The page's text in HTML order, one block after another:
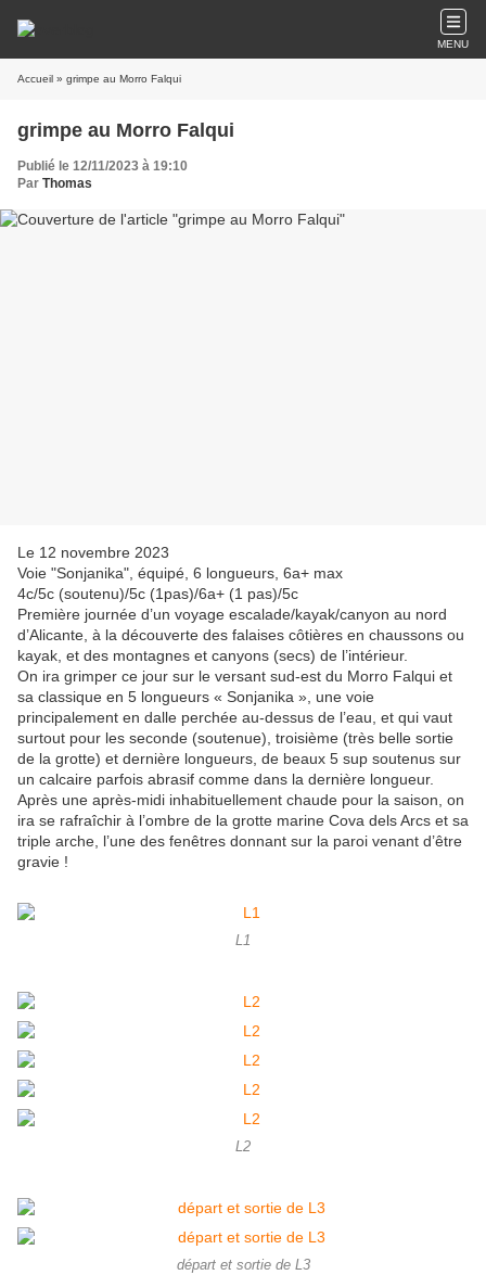
MENU
Accueil » grimpe au Morro Falqui
grimpe au Morro Falqui
Publié le 12/11/2023 à 19:10
Par Thomas
Le 12 novembre 2023
Voie "Sonjanika", équipé, 6 longueurs, 6a+ max
4c/5c (soutenu)/5c (1pas)/6a+ (1 pas)/5c
Première journée d’un voyage escalade/kayak/canyon au nord
d’Alicante, à la découverte des falaises côtières en chaussons ou
kayak, et des montagnes et canyons (secs) de l’intérieur.
On ira grimper ce jour sur le versant sud-est du Morro Falqui et
sa classique en 5 longueurs « Sonjanika », une voie
principalement en dalle perchée au-dessus de l’eau, et qui vaut
surtout pour les seconde (soutenue), troisième (très belle sortie
de la grotte) et dernière longueurs, de beaux 5 sup soutenus sur
un calcaire parfois abrasif comme dans la dernière longueur.
Après une après-midi inhabituellement chaude pour la saison, on
ira se rafraîchir à l’ombre de la grotte marine Cova dels Arcs et sa
triple arche, l’une des fenêtres donnant sur la paroi venant d’être
gravie !
L1
L2
départ et sortie de L3